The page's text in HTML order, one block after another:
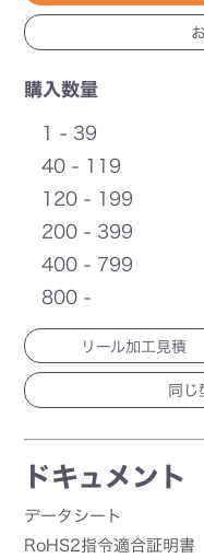
購入数量
1 - 39
40 - 119
120 - 199
200 - 399
400 - 799
800 -
リール加工見積
ドキュメント
データシート
RoHS2指令適合証明書